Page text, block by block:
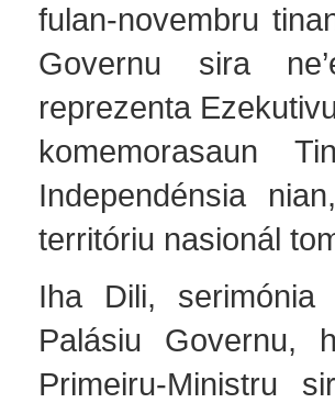
fulan-novembru
Governu sira
reprezenta
komemorasaun
Independénsia
territóriu nasionál
Iha Dili, serimónia
Palásiu Governu,
Primeiru-Ministru